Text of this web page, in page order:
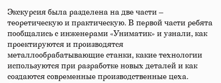
Экскурсия была разделена на две части –
теоретическую и практическую. В первой части ребята
пообщались с инженерами «Униматик» и узнали, как
проектируются и производятся
металлообрабатывающие станки, какие технологии
используются при разработке новых деталей и как
создаются современные производственные цеха.